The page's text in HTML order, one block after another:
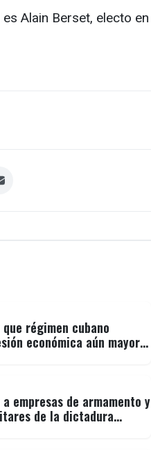
Alain Berset, electo en
régimen cubano
económica aún mayor:
a empresas de armamento y
de la dictadura